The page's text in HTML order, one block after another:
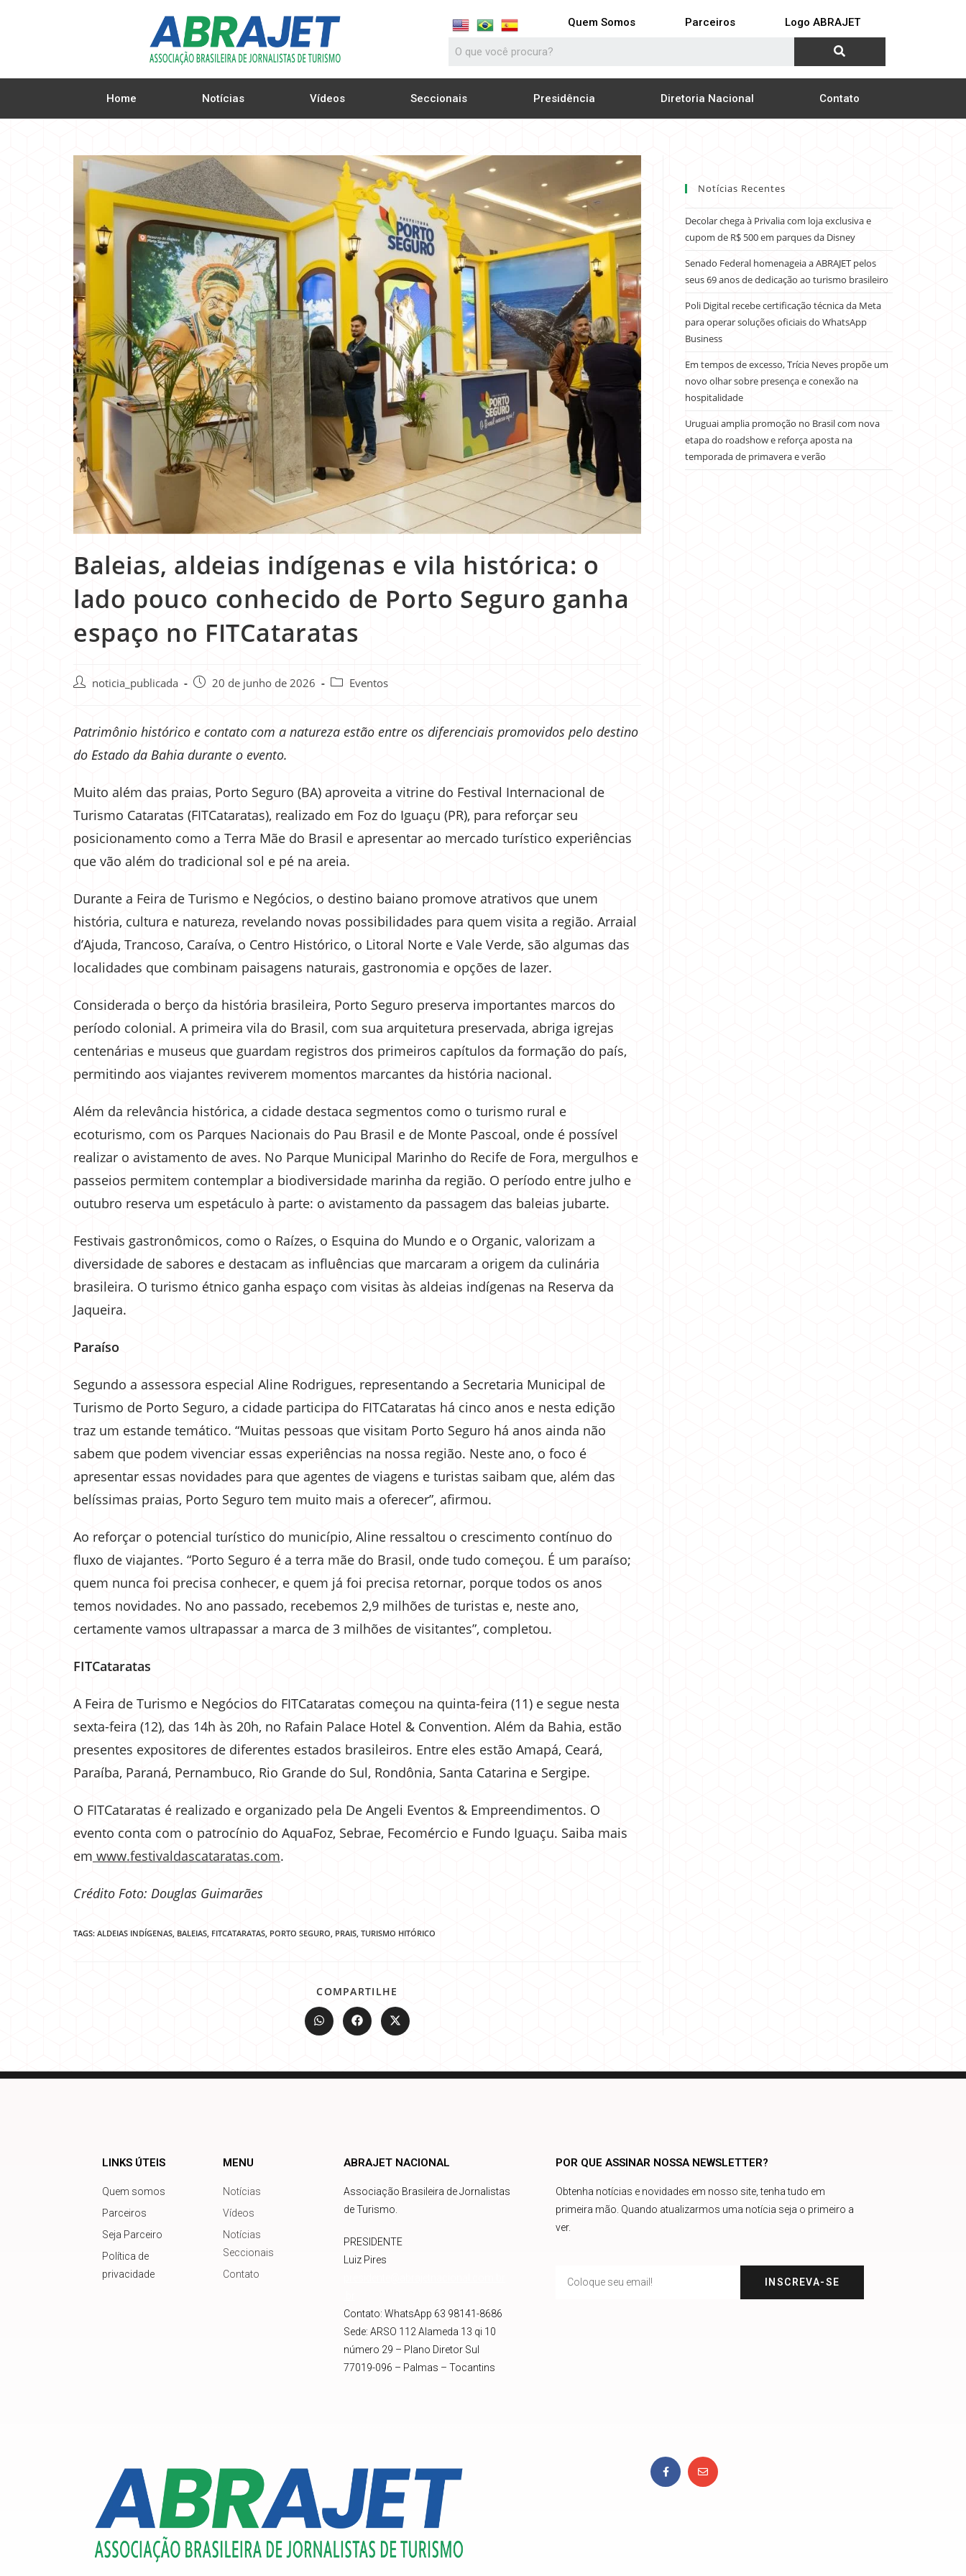
Quem Somos Parceiros Logo ABRAJET
Home Notícias Vídeos Seccionais Presidência Diretoria Nacional Contato
Baleias, aldeias indígenas e vila histórica: o
lado pouco conhecido de Porto Seguro ganha
espaço no FITCataratas
noticia_publicada 20 de junho de 2026 Eventos
Patrimônio histórico e contato com a natureza estão entre os diferenciais promovidos pelo destino
do Estado da Bahia durante o evento.
Muito além das praias, Porto Seguro (BA) aproveita a vitrine do Festival Internacional de
Turismo Cataratas (FITCataratas), realizado em Foz do Iguaçu (PR), para reforçar seu
posicionamento como a Terra Mãe do Brasil e apresentar ao mercado turístico experiências
que vão além do tradicional sol e pé na areia.
Durante a Feira de Turismo e Negócios, o destino baiano promove atrativos que unem
história, cultura e natureza, revelando novas possibilidades para quem visita a região. Arraial
d’Ajuda, Trancoso, Caraíva, o Centro Histórico, o Litoral Norte e Vale Verde, são algumas das
localidades que combinam paisagens naturais, gastronomia e opções de lazer.
Considerada o berço da história brasileira, Porto Seguro preserva importantes marcos do
período colonial. A primeira vila do Brasil, com sua arquitetura preservada, abriga igrejas
centenárias e museus que guardam registros dos primeiros capítulos da formação do país,
permitindo aos viajantes reviverem momentos marcantes da história nacional.
Além da relevância histórica, a cidade destaca segmentos como o turismo rural e
ecoturismo, com os Parques Nacionais do Pau Brasil e de Monte Pascoal, onde é possível
realizar o avistamento de aves. No Parque Municipal Marinho do Recife de Fora, mergulhos e
passeios permitem contemplar a biodiversidade marinha da região. O período entre julho e
outubro reserva um espetáculo à parte: o avistamento da passagem das baleias jubarte.
Festivais gastronômicos, como o Raízes, o Esquina do Mundo e o Organic, valorizam a
diversidade de sabores e destacam as influências que marcaram a origem da culinária
brasileira. O turismo étnico ganha espaço com visitas às aldeias indígenas na Reserva da
Jaqueira.
Paraíso
Segundo a assessora especial Aline Rodrigues, representando a Secretaria Municipal de
Turismo de Porto Seguro, a cidade participa do FITCataratas há cinco anos e nesta edição
traz um estande temático. “Muitas pessoas que visitam Porto Seguro há anos ainda não
sabem que podem vivenciar essas experiências na nossa região. Neste ano, o foco é
apresentar essas novidades para que agentes de viagens e turistas saibam que, além das
belíssimas praias, Porto Seguro tem muito mais a oferecer”, afirmou.
Ao reforçar o potencial turístico do município, Aline ressaltou o crescimento contínuo do
fluxo de viajantes. “Porto Seguro é a terra mãe do Brasil, onde tudo começou. É um paraíso;
quem nunca foi precisa conhecer, e quem já foi precisa retornar, porque todos os anos
temos novidades. No ano passado, recebemos 2,9 milhões de turistas e, neste ano,
certamente vamos ultrapassar a marca de 3 milhões de visitantes”, completou.
FITCataratas
A Feira de Turismo e Negócios do FITCataratas começou na quinta-feira (11) e segue nesta
sexta-feira (12), das 14h às 20h, no Rafain Palace Hotel & Convention. Além da Bahia, estão
presentes expositores de diferentes estados brasileiros. Entre eles estão Amapá, Ceará,
Paraíba, Paraná, Pernambuco, Rio Grande do Sul, Rondônia, Santa Catarina e Sergipe.
O FITCataratas é realizado e organizado pela De Angeli Eventos & Empreendimentos. O
evento conta com o patrocínio do AquaFoz, Sebrae, Fecomércio e Fundo Iguaçu. Saiba mais
em www.festivaldascataratas.com.
Crédito Foto: Douglas Guimarães
TAGS: ALDEIAS INDÍGENAS BALEIAS FITCATARATAS PORTO SEGURO PRAIS TURISMO HITÓRICO
COMPARTILHE
Notícias Recentes
Decolar chega à Privalia com loja exclusiva e
cupom de R$ 500 em parques da Disney
Senado Federal homenageia a ABRAJET pelos
seus 69 anos de dedicação ao turismo brasileiro
Poli Digital recebe certificação técnica da Meta
para operar soluções oficiais do WhatsApp
Business
Em tempos de excesso, Trícia Neves propõe um
novo olhar sobre presença e conexão na
hospitalidade
Uruguai amplia promoção no Brasil com nova
etapa do roadshow e reforça aposta na
temporada de primavera e verão
LINKS ÚTEIS
Quem somos
Parceiros
Seja Parceiro
Política de
privacidade
MENU
Notícias
Vídeos
Notícias
Seccionais
Contato
ABRAJET NACIONAL
Associação Brasileira de Jornalistas
de Turismo.
PRESIDENTE
Luiz Pires
Contato: WhatsApp 63 98141-8686
Sede: ARSO 112 Alameda 13 qi 10
número 29 – Plano Diretor Sul
77019-096 – Palmas – Tocantins
POR QUE ASSINAR NOSSA NEWSLETTER?
Obtenha notícias e novidades em nosso site, tenha tudo em
primeira mão. Quando atualizarmos uma notícia seja o primeiro a
ver.
INSCREVA-SE